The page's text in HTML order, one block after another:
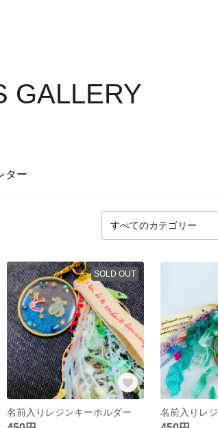
GALLERY
ター
SOLD OUT
名前入りレジンキーホルダー 名前入りレ